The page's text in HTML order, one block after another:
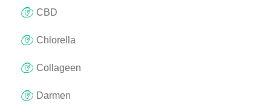
CBD
Chlorella
Collageen
Darmen